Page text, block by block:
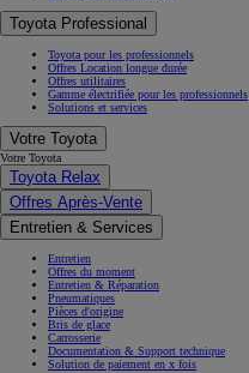
Toyota Professional
Toyota pour les professionnels
Offres Location longue durée
Offres utilitaires
Gamme électrifiée pour les professionnels
Solutions et services
Votre Toyota
Votre Toyota
Toyota Relax
Offres Après-Vente
Entretien & Services
Entretien
Offres du moment
Entretien & Réparation
Pneumatiques
Pièces d'origine
Bris de glace
Carrosserie
Documentation & Support technique
Solution de paiement en x fois